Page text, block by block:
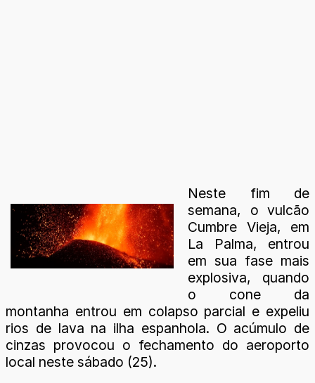
Neste fim de
semana, o vulcão
Cumbre Vieja, em
La Palma, entrou
em sua fase mais
explosiva, quando
o cone da
montanha entrou em colapso parcial e expeliu
rios de lava na ilha espanhola. O acúmulo de
cinzas provocou o fechamento do aeroporto
local neste sábado (25).